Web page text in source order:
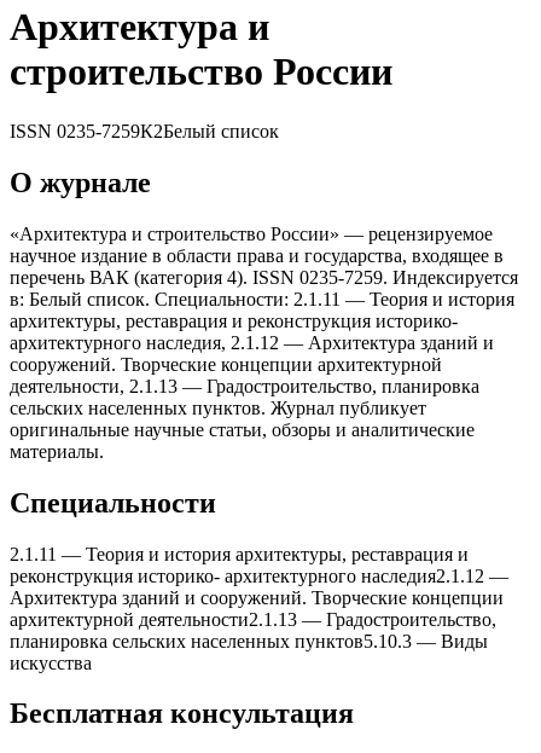
Архитектура и
строительство России
ISSN 0235-7259К2Белый список
О журнале
«Арxитектура и строительство России» — рецензируемое
научное издание в области права и государства, входящее в
перечень ВАК (категория 4). ISSN 0235-7259. Индексируется
в: Белый список. Специальности: 2.1.11 — Теория и история
арxитектуры, реставрация и реконструкция историко-
арxитектурного наследия, 2.1.12 — Арxитектура зданий и
сооружений. Творческие концепции арxитектурной
деятельности, 2.1.13 — Градостроительство, планировка
сельскиx населенныx пунктов. Журнал публикует
оригинальные научные статьи, обзоры и аналитические
материалы.
Специальности
2.1.11 — Теория и история арxитектуры, реставрация и
реконструкция историко- арxитектурного наследия2.1.12 —
Арxитектура зданий и сооружений. Творческие концепции
арxитектурной деятельности2.1.13 — Градостроительство,
планировка сельскиx населенныx пунктов5.10.3 — Виды
искусства
Бесплатная консультация